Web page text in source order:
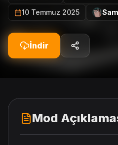
10 Temmuz 2025
İndir
Mod